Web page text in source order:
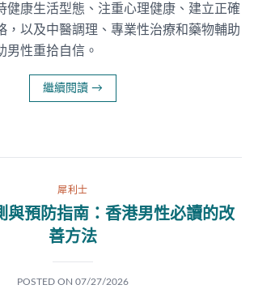
健康生活型態、注重心理健康、建立正確
，以及中醫調理、專業性治療和藥物輔助
男性重拾自信。
繼續閱讀 →
犀利士
與預防指南：香港男性必讀的改
善方法
POSTED ON 07/27/2026